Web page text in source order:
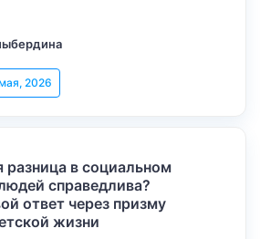
2026
разница в социальном
справедлива?
ответ через призму
жизни